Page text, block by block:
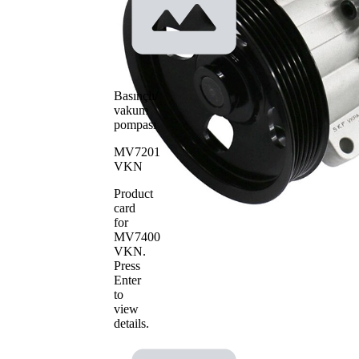
kayış
tahrikli
Cıvataların
adedi
pompası
pompa
çarkı
materyali
Basınçlı/
vakum
pompası
MV7201
VKN
Product
card
for
MV7400
VKN.
Press
Enter
to
view
details.